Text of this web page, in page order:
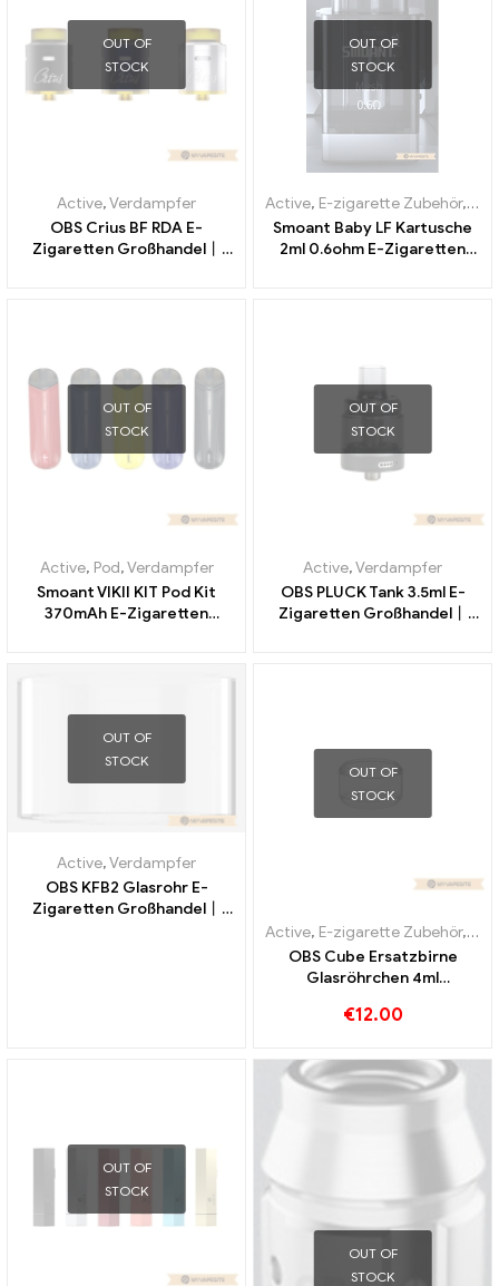
OUT OF
STOCK
Active,Verdampfer
OBS Crius BF RDA E-
Zigaretten Großhandel丨
OUT OF
STOCK
Active, E-zigarette Zubehör,
Smoant Baby LF Kartusche
2ml 0.6ohm E-Zigaretten
OUT OF
STOCK
Active, Pod,Verdampfer
Smoant VIKII KIT Pod Kit
370mAh E-Zigaretten
OUT OF
STOCK
Active,Verdampfer
OBS PLUCK Tank 3.5ml E-
Zigaretten Großhandel丨
OUT OF
STOCK
Active,Verdampfer
OBS KFB2 Glasrohr E-
Zigaretten Großhandel丨
OUT OF
STOCK
Active, E-zigarette Zubehör,
OBS Cube Ersatzbirne
Glasröhrchen 4ml
Großhandel丨Custom
€12.00
OUT OF
STOCK
OUT OF
STOCK